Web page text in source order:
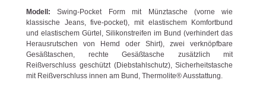
Modell: Swing-Pocket Form mit Münztasche (vorne wie
klassische Jeans, five-pocket), mit elastischem Komfortbund
und elastischem Gürtel, Silikonstreifen im Bund (verhindert das
Herausrutschen von Hemd oder Shirt), zwei verknöpfbare
Gesäßtaschen, rechte Gesäßtasche zusätzlich mit
Reißverschluss geschützt (Diebstahlschutz), Sicherheitstasche
mit Reißverschluss innen am Bund, Thermolite® Ausstattung.